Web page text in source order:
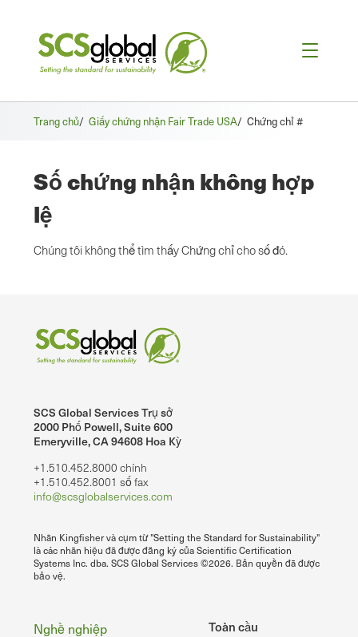
Trang chủ/ Giấy chứng nhận Fair Trade USA/ Chứng chỉ #
Số chứng nhận không hợp
lệ
Chúng tôi không thể tìm thấy Chứng chỉ cho số đó.
SCS Global Services Trụ sở
2000 Phố Powell, Suite 600
Emeryville, CA 94608 Hoa Kỳ
+1.510.452.8000 chính
+1.510.452.8001 số fax
info@scsglobalservices.com
Nhãn Kingfisher và cụm từ "Setting the Standard for Sustainability"
là các nhãn hiệu đã được đăng ký của Scientific Certification
Systems Inc. dba. SCS Global Services ©2026. Bản quyền đã được
bảo vệ.
Toàn cầu
Nghề nghiệp